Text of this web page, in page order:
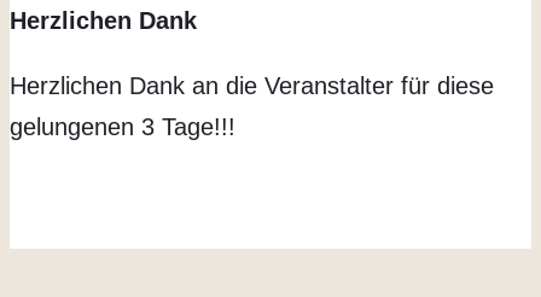
Herzlichen Dank
Herzlichen Dank an die Veranstalter für diese
gelungenen 3 Tage!!!